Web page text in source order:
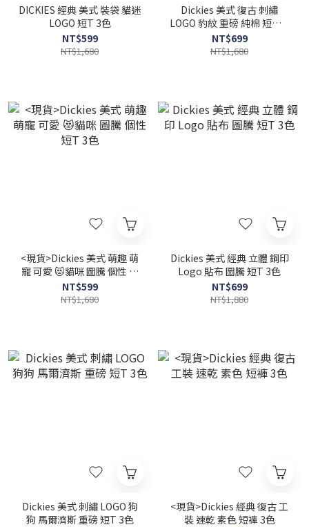
DICKIES 經典 美式 裝袋 貓迷
LOGO 短T 3色
NT$599
NT$1,680
Dickies 美式 復古 刺繡
LOGO 豹紋 重磅 純棉 短袖 3
色
NT$699
NT$1,680
<現貨>Dickies 美式 萌趣 萌
寵 可愛 😻貓咪 圖騰 個性 短
T 3色
NT$599
NT$1,680
Dickies 美式 經典 立體 鋼印
Logo 貼布 圖騰 短T 3色
NT$699
NT$1,880
Dickies 美式 刺繡 LOGO 狗
狗 馬爾濟斯 重磅 短T 3色
<現貨>Dickies 經典 復古 工
裝 速乾 素色 短褲 3色